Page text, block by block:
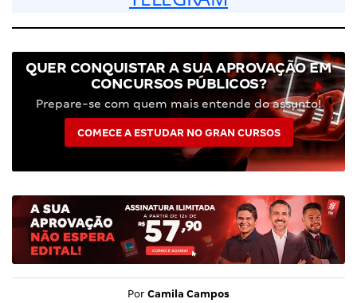
QUER CONQUISTAR A SUA APROVAÇÃO EM
CONCURSOS PÚBLICOS?
Prepare-se com quem mais entende do assunto!
COMECE A ESTUDAR NO GRAN CURSOS
Por Camila Campos